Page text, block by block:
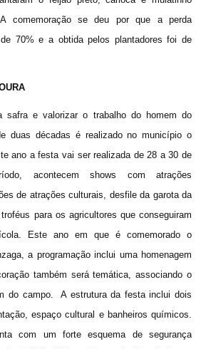
comemoração se deu por que a perda
70% e a obtida pelos plantadores foi de
safra e valorizar o trabalho do homem do
duas décadas é realizado no município o
ano a festa vai ser realizada de 28 a 30 de
acontecem shows com atrações
de atrações culturais, desfile da garota da
para os agricultores que conseguiram
Este ano em que é comemorado o
a programação inclui uma homenagem
também será temática, associando o
do campo. A estrutura da festa inclui dois
espaço cultural e banheiros químicos.
com um forte esquema de segurança